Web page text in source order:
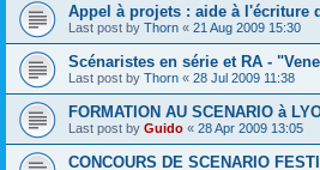
Appel à projets : aide à l'écriture
Last post by Thorn « 21 Aug 2009 15:30
Scénaristes en série et RA -
Last post by Thorn « 28 Jul 2009 11:38
FORMATION AU SCENARIO à
Last post by Guido « 28 Apr 2009 13:05
CONCOURS DE SCENARIO